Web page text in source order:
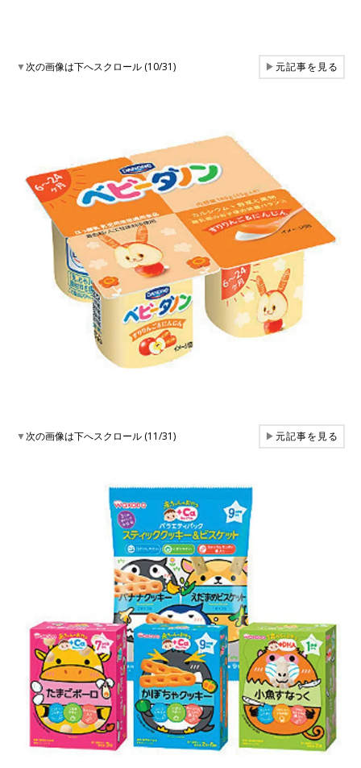
▼次の画像は下へスクロール (10/31) ▶元記事を見る
▼次の画像は下へスクロール (11/31) ▶元記事を見る